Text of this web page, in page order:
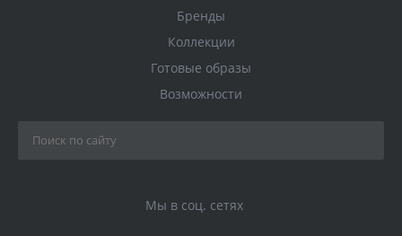
Бренды
Коллекции
Готовые образы
Возможности
Мы в соц. сетях